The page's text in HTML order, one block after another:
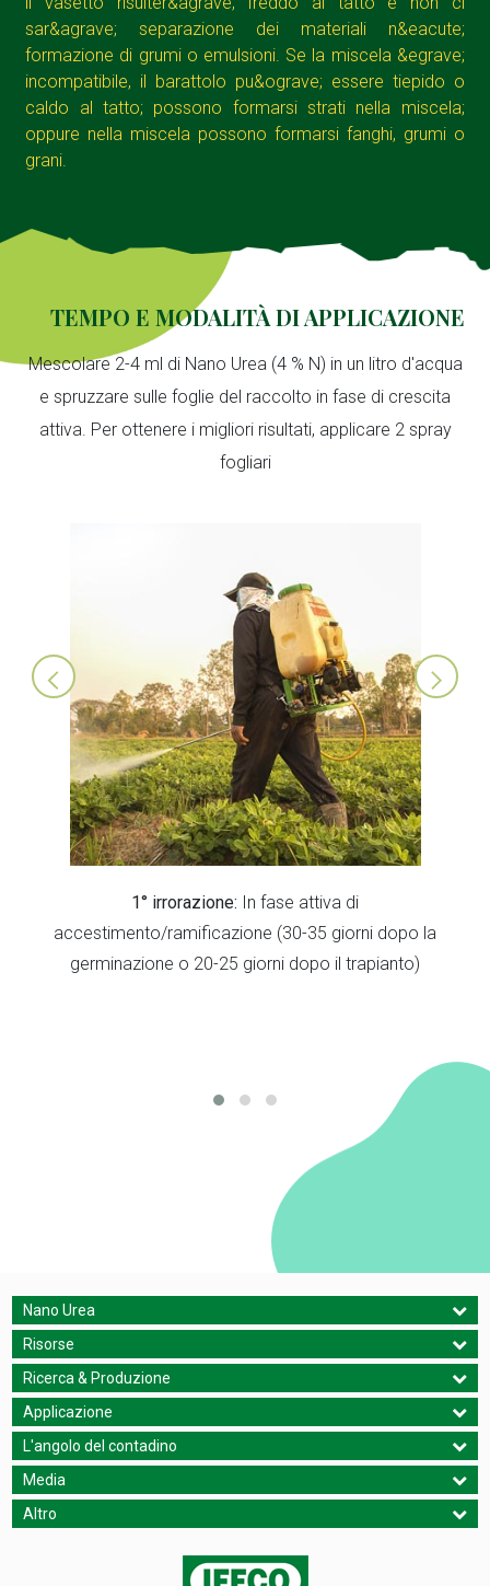
sar&agrave; separazione dei materiali n&eacute;
formazione di grumi o emulsioni. Se la miscela &egrave;
incompatibile, il barattolo pu&ograve; essere tiepido o
caldo al tatto; possono formarsi strati nella miscela;
oppure nella miscela possono formarsi fanghi, grumi o
grani.
TEMPO E MODALITÀ DI APPLICAZIONE
Mescolare 2-4 ml di Nano Urea (4 % N) in un litro d'acqua
e spruzzare sulle foglie del raccolto in fase di crescita
attiva. Per ottenere i migliori risultati, applicare 2 spray
fogliari
1° irrorazione: In fase attiva di
accestimento/ramificazione (30-35 giorni dopo la
germinazione o 20-25 giorni dopo il trapianto)
Nano Urea
Risorse
Ricerca & Produzione
Applicazione
L'angolo del contadino
Media
Altro